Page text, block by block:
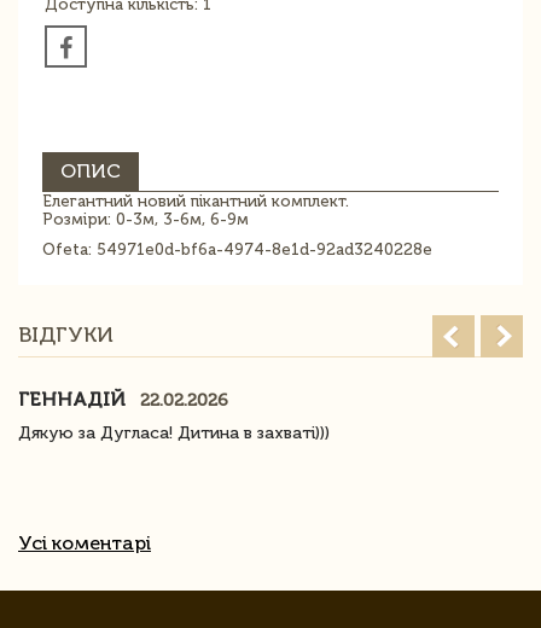
Доступна кількість: 1
ОПИС
Елегантний новий пікантний комплект.
Розміри: 0-3м, 3-6м, 6-9м
Ofeta: 54971e0d-bf6a-4974-8e1d-92ad3240228e
ВІДГУКИ
ГЕННАДІЙ
22.02.2026
Дякую за Дугласа! Дитина в захваті)))
Усі коментарі